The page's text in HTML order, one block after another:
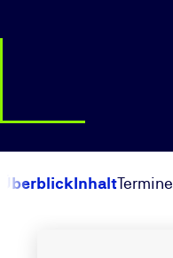
ÜberblickInhaltTermine